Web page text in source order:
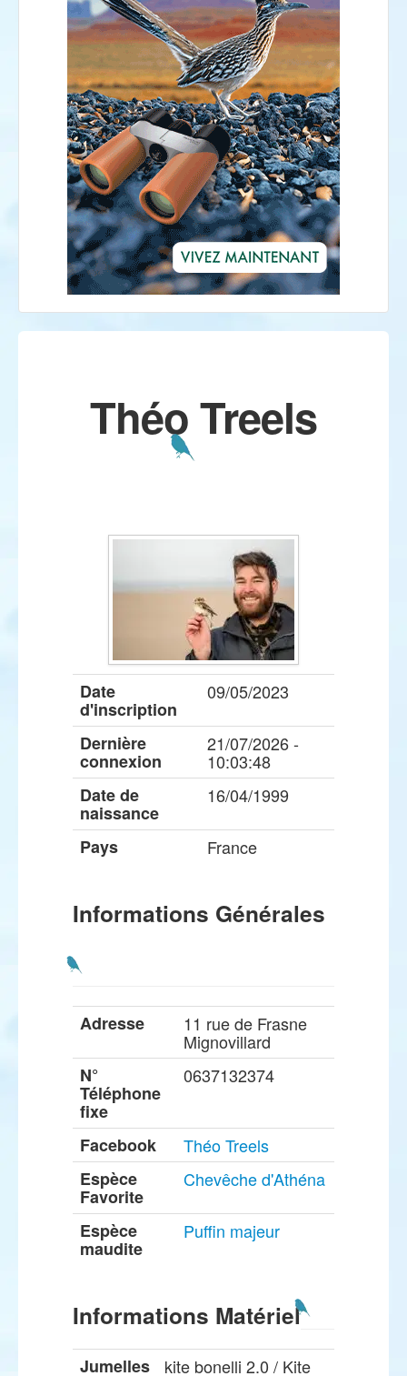
Théo Treels
Date
d'inscription
09/05/2023
Dernière
connexion
21/07/2026 -
10:03:48
Date de
naissance
16/04/1999
Pays France
Informations Générales
Adresse 11 rue de Frasne
Mignovillard
N°
Téléphone
fixe
0637132374
Facebook
Théo Treels
Espèce
Favorite
Chevêche d'Athéna
Espèce
maudite
Puffin majeur
Informations Matériel
Jumelles kite bonelli 2.0 / Kite